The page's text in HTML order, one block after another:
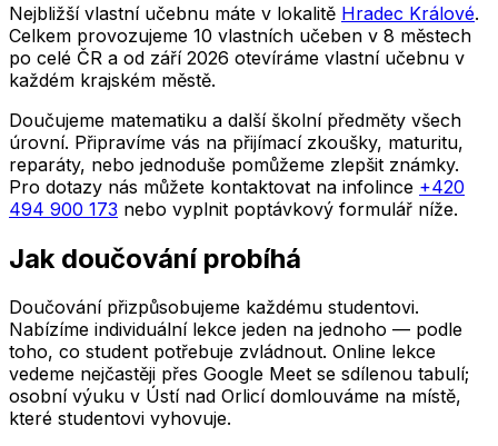
Nejbližší vlastní učebnu máte v lokalitě Hradec Králové.
Celkem provozujeme 10 vlastních učeben v 8 městech
po celé ČR a od září 2026 otevíráme vlastní učebnu v
každém krajském městě.
Doučujeme matematiku a další školní předměty všech
úrovní. Připravíme vás na přijímací zkoušky, maturitu,
reparáty, nebo jednoduše pomůžeme zlepšit známky.
Pro dotazy nás můžete kontaktovat na infolince +420
494 900 173 nebo vyplnit poptávkový formulář níže.
Jak doučování probíhá
Doučování přizpůsobujeme každému studentovi.
Nabízíme individuální lekce jeden na jednoho — podle
toho, co student potřebuje zvládnout. Online lekce
vedeme nejčastěji přes Google Meet se sdílenou tabulí;
osobní výuku v Ústí nad Orlicídomlouváme na místě,
které studentovi vyhovuje.